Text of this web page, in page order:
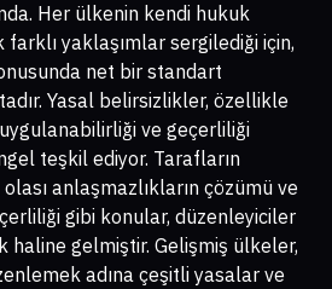
Her ülkenin kendi hukuk
yaklaşımlar sergilediği için,
net bir standart
Yasal belirsizlikler, özellikle
ve geçerliliği
teşkil ediyor. Tarafların
olası anlaşmazlıkların çözümü ve
gibi konular, düzenleyiciler
haline gelmiştir. Gelişmiş ülkeler,
adına çeşitli yasalar ve